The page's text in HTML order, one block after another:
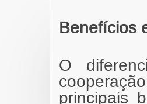
Benefícios
O
principais